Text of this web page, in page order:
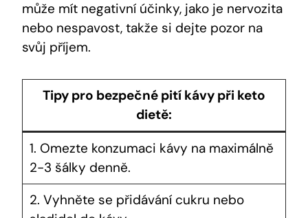
může mít negativní účinky, jako je nervozita
nebo nespavost, takže si dejte pozor na
svůj příjem.
Tipy pro bezpečné pití kávy při keto
dietě:
1. Omezte konzumaci kávy na maximálně
2-3 šálky denně.
2. Vyhněte se přidávání cukru nebo